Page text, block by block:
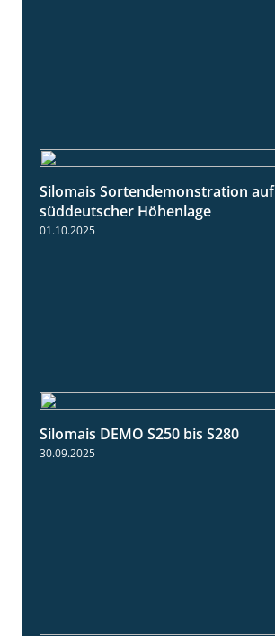
Silomais Sortendemonstration auf
süddeutscher Höhenlage
01.10.2025
Silomais DEMO S250 bis S280
30.09.2025